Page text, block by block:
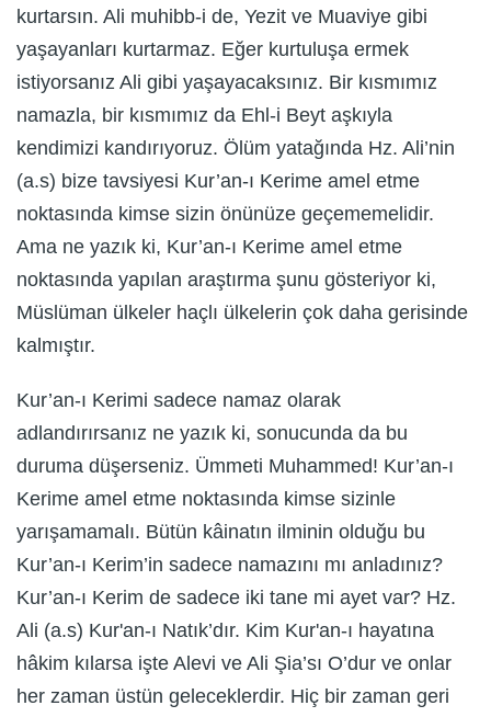
kurtarsın. Ali muhibb-i de, Yezit ve Muaviye gibi
yaşayanları kurtarmaz. Eğer kurtuluşa ermek
istiyorsanız Ali gibi yaşayacaksınız. Bir kısmımız
namazla, bir kısmımız da Ehl-i Beyt aşkıyla
kendimizi kandırıyoruz. Ölüm yatağında Hz. Ali’nin
(a.s) bize tavsiyesi Kur’an-ı Kerime amel etme
noktasında kimse sizin önünüze geçememelidir.
Ama ne yazık ki, Kur’an-ı Kerime amel etme
noktasında yapılan araştırma şunu gösteriyor ki,
Müslüman ülkeler haçlı ülkelerin çok daha gerisinde
kalmıştır.
Kur’an-ı Kerimi sadece namaz olarak
adlandırırsanız ne yazık ki, sonucunda da bu
duruma düşerseniz. Ümmeti Muhammed! Kur’an-ı
Kerime amel etme noktasında kimse sizinle
yarışamamalı. Bütün kâinatın ilminin olduğu bu
Kur’an-ı Kerim’in sadece namazını mı anladınız?
Kur’an-ı Kerim de sadece iki tane mi ayet var? Hz.
Ali (a.s) Kur'an-ı Natık’dır. Kim Kur'an-ı hayatına
hâkim kılarsa işte Alevi ve Ali Şia’sı O’dur ve onlar
her zaman üstün geleceklerdir. Hiç bir zaman geri